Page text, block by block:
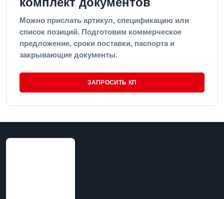
Можно прислать артикул, спецификацию или
список позиций. Подготовим коммерческое
предложение, сроки поставки, паспорта и
закрывающие документы.
ЗАПРОСИТЬ КП